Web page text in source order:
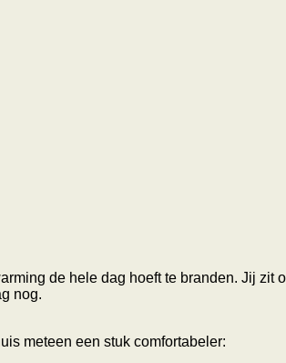
de hele dag hoeft te branden. Jij zit
nog.
meteen een stuk comfortabeler: